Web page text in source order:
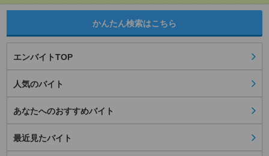
かんたん検索はこちら
エンバイトTOP
人気のバイト
あなたへのおすすめバイト
最近見たバイト